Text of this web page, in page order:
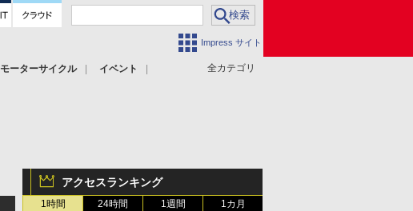
Impress サイト
全カテゴリ
モーターサイクル
イベント
アクセスランキング
1時間 24時間 1週間 1カ月